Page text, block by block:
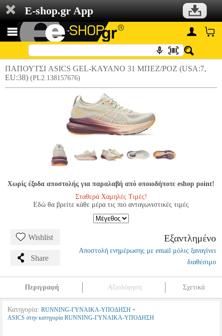
E-shop.gr App
ΠΑΠΟΥΤΣΙ ASICS GEL-KAYANO 31 ΜΠΕΖ/ΡΟΖ (USA:7,
EU:38) (PL2.138157676)
Χωρίς έξοδα αποστολής για παραλαβή από οποιοδήποτε eshop point!
Σταθερά Χαμηλές Τιμές!
Εδώ θα βρείτε κάθε μέρα τις πιο ανταγωνιστικές τιμές
Wishlist
Share
Εξαντλημένο
Αποστολή ενημέρωσης με email μόλις ξαναγίνει
διαθέσιμο
Περιγραφή Αξιολόγηση Σχετικά
Κατηγορία: RUNNING-ΓΥΝΑΙΚΑ-ΥΠΟΔΗΣΗ •
ASICS στην κατηγορία RUNNING-ΓΥΝΑΙΚΑ-ΥΠΟΔΗΣΗ